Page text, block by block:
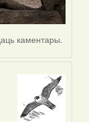
каментары.